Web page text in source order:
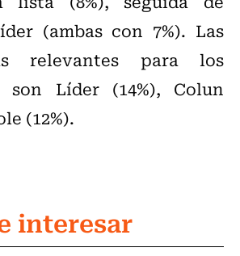
(ambas con 7%). Las
relevantes para los
son Líder (14%), Colun
(12%).
interesar